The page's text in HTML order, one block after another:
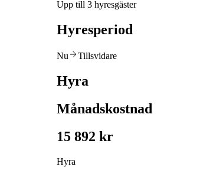
Upp till 3 hyresgäster
Hyresperiod
Nu Tillsvidare
Hyra
Månadskostnad
15 892 kr
Hyra